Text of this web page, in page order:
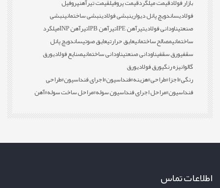
بازار فولادقیمت میلگردقیمت پروفیلقیمت تیرآهنپروفیل
فولادیساندویچ پانل دیوارینبشی فولادینبشی ساختمانینبشی
صنعتیناودانی فولادیتیرآهن IPE تیرآهن IPB تیرآهن INP
میلگرد
ساختمانیمصالح ساختمانیعایق حرارتیعایق صوتیساندویچ پانل
سقفیورق سقفیناودانی صنعتیناودانی ساختمانیصنایع فولادیورق
گالوانیزه رنگیورق فولادیورق
رنگی#اجزا#طراحی#هزینه#فنداسیون#اجرای فنداسیون#طراحی
فنداسیون#مراحل اجرای فنداسیون سوله#مراحل ساخت سوله#آهن
اطلاعات تماس